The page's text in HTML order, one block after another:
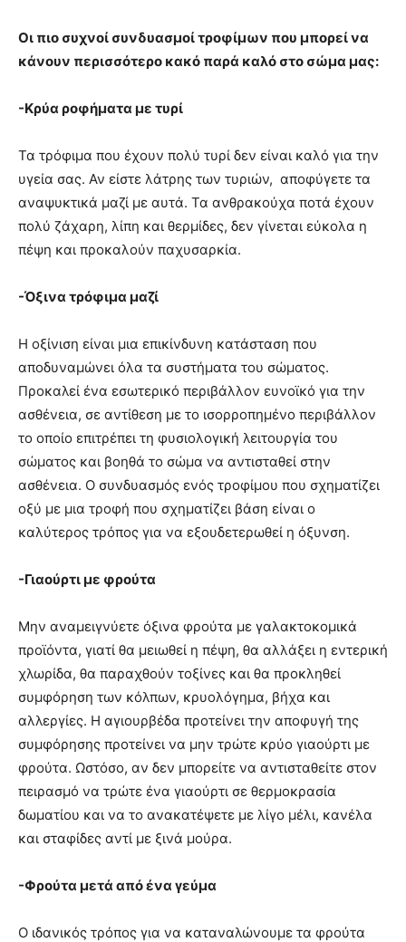
Οι πιο συχνοί συνδυασμοί τροφίμων που μπορεί να
κάνουν περισσότερο κακό παρά καλό στο σώμα μας:
-Κρύα ροφήματα με τυρί
Τα τρόφιμα που έχουν πολύ τυρί δεν είναι καλό για την
υγεία σας. Αν είστε λάτρης των τυριών, αποφύγετε τα
αναψυκτικά μαζί με αυτά. Τα ανθρακούχα ποτά έχουν
πολύ ζάχαρη, λίπη και θερμίδες, δεν γίνεται εύκολα η
πέψη και προκαλούν παχυσαρκία.
-Όξινα τρόφιμα μαζί
Η οξίνιση είναι μια επικίνδυνη κατάσταση που
αποδυναμώνει όλα τα συστήματα του σώματος.
Προκαλεί ένα εσωτερικό περιβάλλον ευνοϊκό για την
ασθένεια, σε αντίθεση με το ισορροπημένο περιβάλλον
το οποίο επιτρέπει τη φυσιολογική λειτουργία του
σώματος και βοηθά το σώμα να αντισταθεί στην
ασθένεια. Ο συνδυασμός ενός τροφίμου που σχηματίζει
οξύ με μια τροφή που σχηματίζει βάση είναι ο
καλύτερος τρόπος για να εξουδετερωθεί η όξυνση.
-Γιαούρτι με φρούτα
Μην αναμειγνύετε όξινα φρούτα με γαλακτοκομικά
προϊόντα, γιατί θα μειωθεί η πέψη, θα αλλάξει η εντερική
χλωρίδα, θα παραχθούν τοξίνες και θα προκληθεί
συμφόρηση των κόλπων, κρυολόγημα, βήχα και
αλλεργίες. Η αγιουρβέδα προτείνει την αποφυγή της
συμφόρησης προτείνει να μην τρώτε κρύο γιαούρτι με
φρούτα. Ωστόσο, αν δεν μπορείτε να αντισταθείτε στον
πειρασμό να τρώτε ένα γιαούρτι σε θερμοκρασία
δωματίου και να το ανακατέψετε με λίγο μέλι, κανέλα
και σταφίδες αντί με ξινά μούρα.
-Φρούτα μετά από ένα γεύμα
Ο ιδανικός τρόπος για να καταναλώνουμε τα φρούτα